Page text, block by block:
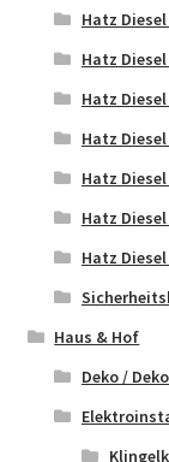
Hatz
Hatz
Hatz
Hatz
Hatz
Hatz Diesel
Hatz Diesel
Haus & Hof
Deko /